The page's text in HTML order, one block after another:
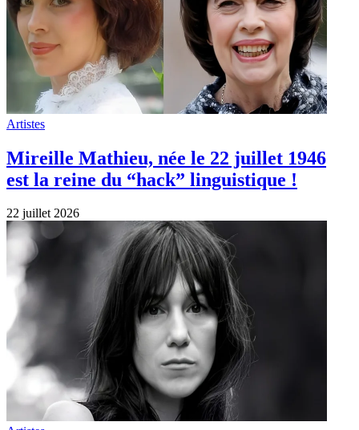
Artistes
Mireille Mathieu, née le 22 juillet 1946
est la reine du “hack” linguistique !
22 juillet 2026